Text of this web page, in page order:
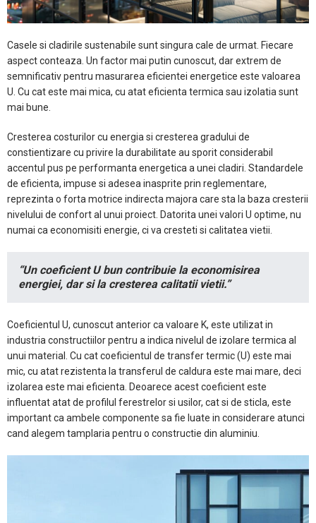
Casele si cladirile sustenabile sunt singura cale de urmat. Fiecare
aspect conteaza. Un factor mai putin cunoscut, dar extrem de
semnificativ pentru masurarea eficientei energetice este valoarea
U. Cu cat este mai mica, cu atat eficienta termica sau izolatia sunt
mai bune.
Cresterea costurilor cu energia si cresterea gradului de
constientizare cu privire la durabilitate au sporit considerabil
accentul pus pe performanta energetica a unei cladiri. Standardele
de eficienta, impuse si adesea inasprite prin reglementare,
reprezinta o forta motrice indirecta majora care sta la baza cresterii
nivelului de confort al unui proiect. Datorita unei valori U optime, nu
numai ca economisiti energie, ci va cresteti si calitatea vietii.
“Un coeficient U bun contribuie la economisirea
energiei, dar si la cresterea calitatii vietii.”
Coeficientul U, cunoscut anterior ca valoare K, este utilizat in
industria constructiilor pentru a indica nivelul de izolare termica al
unui material. Cu cat coeficientul de transfer termic (U) este mai
mic, cu atat rezistenta la transferul de caldura este mai mare, deci
izolarea este mai eficienta. Deoarece acest coeficient este
influentat atat de profilul ferestrelor si usilor, cat si de sticla, este
important ca ambele componente sa fie luate in considerare atunci
cand alegem tamplaria pentru o constructie din aluminiu.